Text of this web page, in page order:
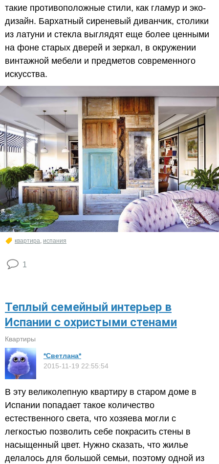
такие противоположные стили, как гламур и эко-
дизайн. Бархатный сиреневый диванчик, столики
из латуни и стекла выглядят еще более ценными
на фоне старых дверей и зеркал, в окружении
винтажной мебели и предметов современного
искусства.
квартира, испания
1
Теплый семейный интерьер в
Испании с охристыми стенами
Квартиры
*Светлана*
2015-11-19 22:55:54
В эту великолепную квартиру в старом доме в
Испании попадает такое количество
естественного света, что хозяева могли с
легкостью позволить себе покрасить стены в
насыщенный цвет. Нужно сказать, что жилье
делалось для большой семьи, поэтому одной из